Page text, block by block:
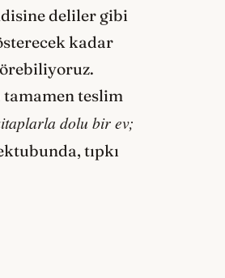
deliler gibi
kadar
teslim
dolu bir ev;
tıpkı